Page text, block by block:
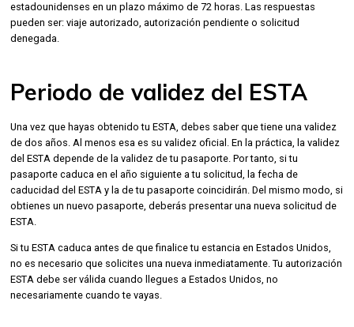
estadounidenses en un plazo máximo de 72 horas. Las respuestas
pueden ser: viaje autorizado, autorización pendiente o solicitud
denegada.
Periodo de validez del ESTA
Una vez que hayas obtenido tu ESTA, debes saber que tiene una validez
de dos años. Al menos esa es su validez oficial. En la práctica, la validez
del ESTA depende de la validez de tu pasaporte. Por tanto, si tu
pasaporte caduca en el año siguiente a tu solicitud, la fecha de
caducidad del ESTA y la de tu pasaporte coincidirán. Del mismo modo, si
obtienes un nuevo pasaporte, deberás presentar una nueva solicitud de
ESTA.
Si tu ESTA caduca antes de que finalice tu estancia en Estados Unidos,
no es necesario que solicites una nueva inmediatamente. Tu autorización
ESTA debe ser válida cuando llegues a Estados Unidos, no
necesariamente cuando te vayas.